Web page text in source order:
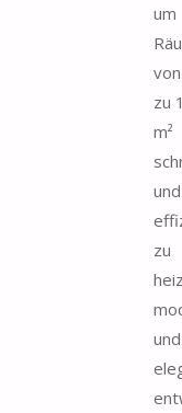
um
zu
m²
und
zu
und